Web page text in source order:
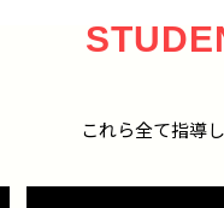
これら全て指導